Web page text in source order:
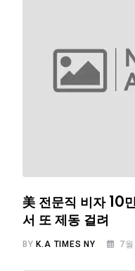
美 전문직 비자 10
서 또 제동 걸려
BY K.A TIMES NY 7